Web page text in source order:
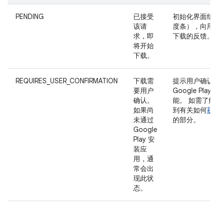
PENDING
已接受
该请
求，即
将开始
下载。
初始化界面组
度条），向用
下载的反馈。
REQUIRES_USER_CONFIRMATION
下载需
要用户
确认。
如果尚
未通过
Google
Play 安
装应
用，通
常会出
现此状
态。
提示用户确认
Google Play
能。 如需了解
到有关如何获
的部分。